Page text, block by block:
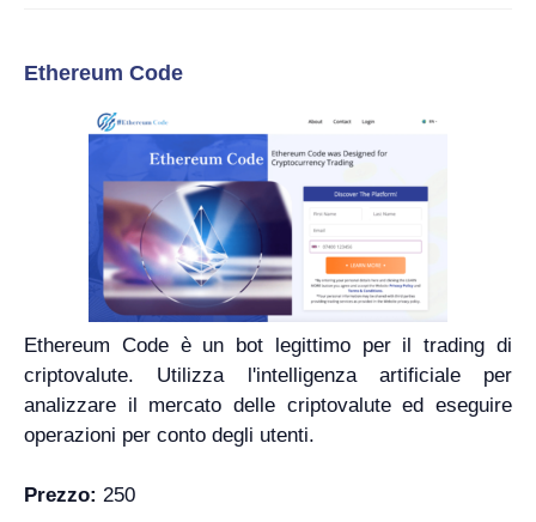
Ethereum Code
Ethereum Code è un bot legittimo per il trading di
criptovalute. Utilizza l'intelligenza artificiale per
analizzare il mercato delle criptovalute ed eseguire
operazioni per conto degli utenti.
Prezzo: 250